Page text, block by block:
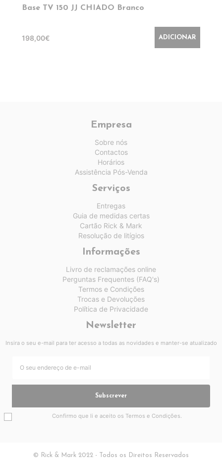
Base TV 150 JJ CHIADO Branco
198,00€ ADICIONAR
Empresa
Sobre nós
Contactos
Horários
Assistência Pós-Venda
Serviços
Entregas
Guia de medidas certas
Cartão Rick & Mark
Resolução de litígios
Informações
Livro de reclamações online
Perguntas Frequentes (FAQ's)
Termos e Condições
Trocas e Devoluções
Política de Privacidade
Newsletter
Insira o seu e-mail para ter acesso a todas as novidades e manter-se atualizado
Subscrever
Confirmo que li e aceito os Termos e Condições.
© Rick & Mark 2022 - Todos os Direitos Reservados